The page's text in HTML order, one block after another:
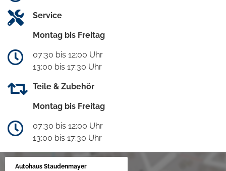
Service
Montag bis Freitag
07:30 bis 12:00 Uhr
13:00 bis 17:30 Uhr
Teile & Zubehör
Montag bis Freitag
07:30 bis 12:00 Uhr
13:00 bis 17:30 Uhr
Autohaus Staudenmayer